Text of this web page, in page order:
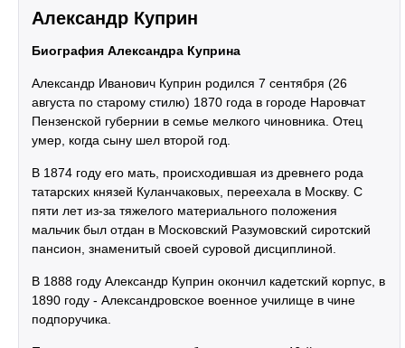
Александр Куприн
Биография Александра Куприна
Александр Иванович Куприн родился 7 сентября (26
августа по старому стилю) 1870 года в городе Наровчат
Пензенской губернии в семье мелкого чиновника. Отец
умер, когда сыну шел второй год.
В 1874 году его мать, происходившая из древнего рода
татарских князей Куланчаковых, переехала в Москву. С
пяти лет из-за тяжелого материального положения
мальчик был отдан в Московский Разумовский сиротский
пансион, знаменитый своей суровой дисциплиной.
В 1888 году Александр Куприн окончил кадетский корпус, в
1890 году - Александровское военное училище в чине
подпоручика.